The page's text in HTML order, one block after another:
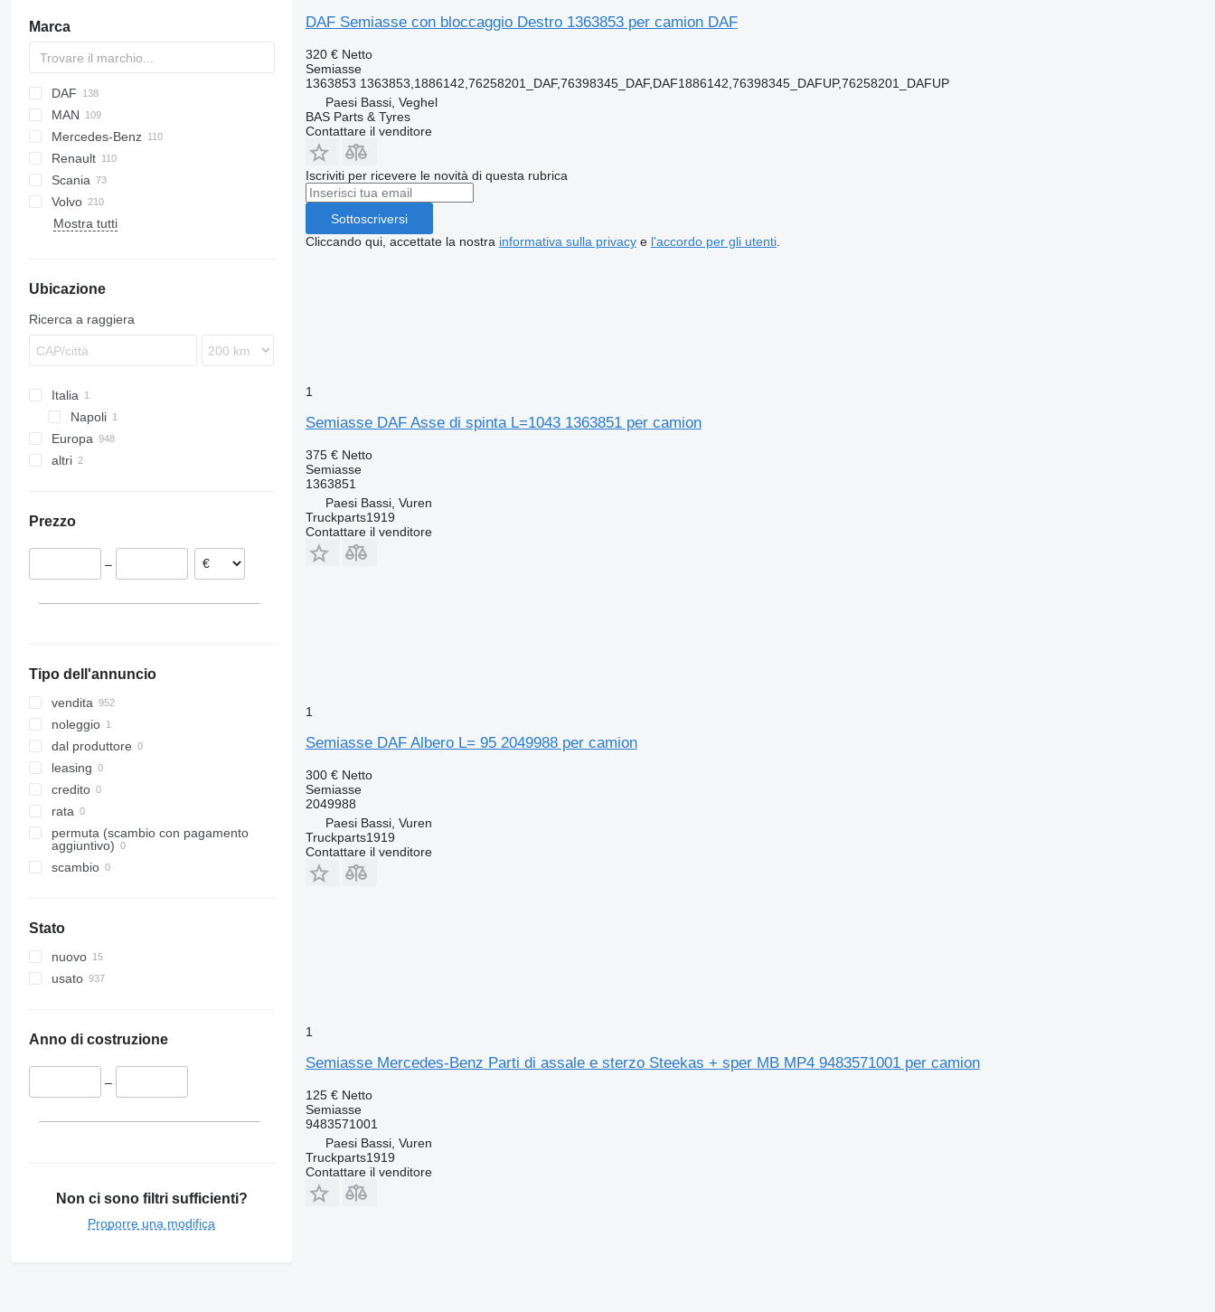
Marca
773
DAF
AS
CF
LF
XD
XF
XG
EuroCargo
S-Way
Stralis
Trakker
X-Way
ELF
NKR
MAN
F90
L2000
LE
TGL
TGM
Mercedes-Benz
A-Class
Actros
Antos
Arocs
MB
Canter
Atleon
Cabstar
Renault
Kerax
Magnum
Major
Midlum
T-series
Scania
R-series
Volvo
FH
FMX
Mostra tutti
Ubicazione
Ricerca a raggiera
Italia
Napoli
Europa
Danimarca
Estonia
altri
Prezzo
–
Tipo dell'annuncio
vendita
noleggio
dal produttore
leasing
credito
rata
permuta (scambio con pagamento
aggiuntivo)
scambio
Stato
nuovo
usato
Anno di costruzione
–
Non ci sono filtri sufficienti?
Proporre una modifica
DAF Semiasse con bloccaggio Destro 1363853 per camion DAF
320 € Netto
Semiasse
1363853 1363853,1886142,76258201_DAF,76398345_DAF,DAF1886142,76398345_DAFUP,76258201_DAFUP
Paesi Bassi, Veghel
BAS Parts & Tyres
Contattare il venditore
Iscriviti per ricevere le novità di questa rubrica
Sottoscriversi
Cliccando qui, accettate la nostra informativa sulla privacye l'accordo per gli utenti.
1
Semiasse DAF Asse di spinta L=1043 1363851 per camion
375 € Netto
Semiasse
1363851
Paesi Bassi, Vuren
Truckparts1919
Contattare il venditore
1
Semiasse DAF Albero L= 95 2049988 per camion
300 € Netto
Semiasse
2049988
Paesi Bassi, Vuren
Truckparts1919
Contattare il venditore
1
Semiasse Mercedes-Benz Parti di assale e sterzo Steekas + sper MB MP4 9483571001 per camion
125 € Netto
Semiasse
9483571001
Paesi Bassi, Vuren
Truckparts1919
Contattare il venditore